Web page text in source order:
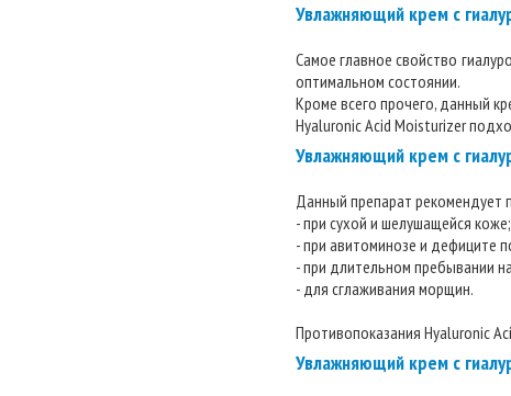
Увлажняющий крем с
Самое главное свойство
оптимальном состоянии.
Кроме всего прочего, данный
Hyaluronic Acid Moisturizer
Увлажняющий крем с
Данный препарат рекомендует
- при сухой и шелушащейся коже;
- при авитоминозе и дефиците
- при длительном пребывании
- для сглаживания морщин.
Противопоказания Hyaluronic
Увлажняющий крем с